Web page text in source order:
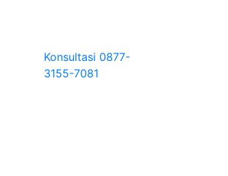
Konsultasi 0877-
3155-7081